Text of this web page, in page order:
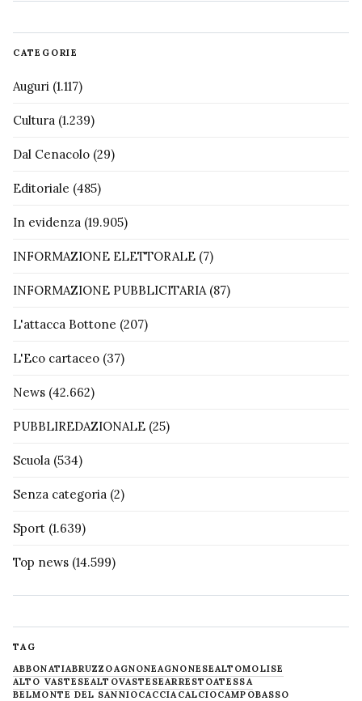
CATEGORIE
Auguri (1.117)
Cultura (1.239)
Dal Cenacolo (29)
Editoriale (485)
In evidenza (19.905)
INFORMAZIONE ELETTORALE (7)
INFORMAZIONE PUBBLICITARIA(87)
L'attacca Bottone (207)
L'Eco cartaceo (37)
News (42.662)
PUBBLIREDAZIONALE (25)
Scuola (534)
Senza categoria (2)
Sport (1.639)
Top news (14.599)
TAG
ABBONATIABRUZZOAGNONEAGNONESEALTOMOLISE
ALTO VASTESEALTOVASTESEARRESTOATESSA
BELMONTE DEL SANNIOCACCIACALCIOCAMPOBASSO